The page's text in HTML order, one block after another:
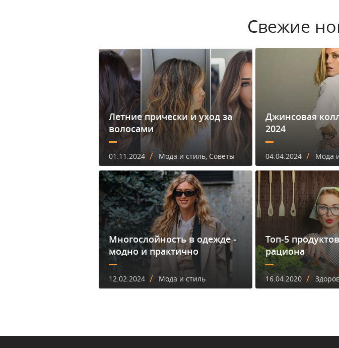
Свежие
Летние прически и уход за
волосами
01.11.2024 / Мода и стиль, Советы
Джинсовая
2024
04.04.2024 / Мода
Многослойность в одежде -
модно и практично
12.02.2024 / Мода и стиль
Топ-5
рациона
16.04.2020 /